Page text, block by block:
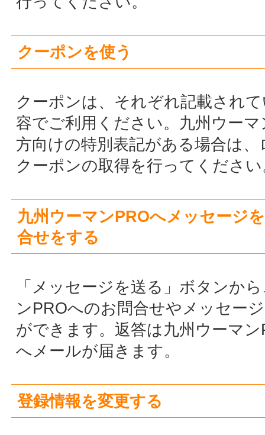
ンルに登録されている九州ウーマンPROから
知らせやご案内が届きます。 お気に入りジャ
ンルを変更したい場合はマイページで変更で
の名前もアドレスも知ることなく送信されて
ます。）
■ 特定の方からのお知らせを拒否したい場合
マイページ「一斉メール拒否リスト」に届い
メールアドレスを登録すると届かなくなりま
登録の解除について
す。
登録はこちらから
＜＜九州で暮らす･